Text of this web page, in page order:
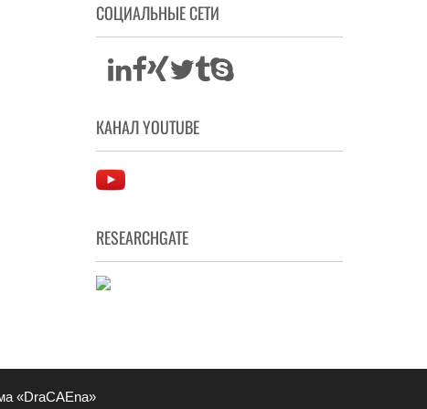
СОЦИАЛЬНЫЕ СЕТИ
КАНАЛ YOUTUBE
RESEARCHGATE
«DraCAEna»